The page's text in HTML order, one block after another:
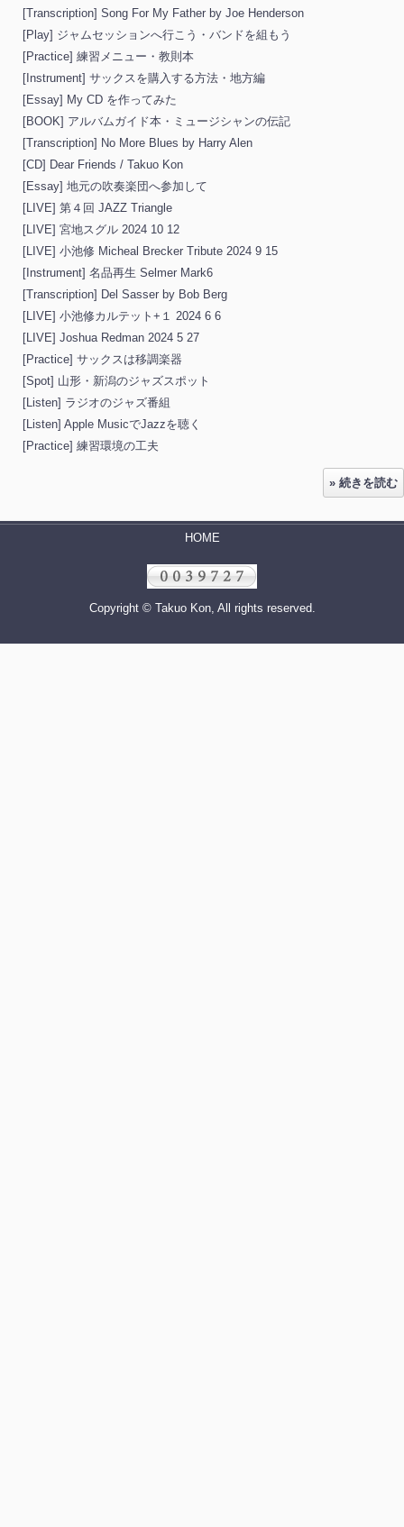
[Transcription] Song For My Father by Joe Henderson
[Play] ジャムセッションへ行こう・バンドを組もう
[Practice] 練習メニュー・教則本
[Instrument] サックスを購入する方法・地方編
[Essay] My CD を作ってみた
[BOOK] アルバムガイド本・ミュージシャンの伝記
[Transcription] No More Blues by Harry Alen
[CD] Dear Friends / Takuo Kon
[Essay] 地元の吹奏楽団へ参加して
[LIVE] 第４回 JAZZ Triangle
[LIVE] 宮地スグル 2024 10 12
[LIVE] 小池修 Micheal Brecker Tribute 2024 9 15
[Instrument] 名品再生 Selmer Mark6
[Transcription] Del Sasser by Bob Berg
[LIVE] 小池修カルテット+１ 2024 6 6
[LIVE] Joshua Redman 2024 5 27
[Practice] サックスは移調楽器
[Spot] 山形・新潟のジャズスポット
[Listen] ラジオのジャズ番組
[Listen] Apple MusicでJazzを聴く
[Practice] 練習環境の工夫
» 続きを読む
HOME
Copyright © Takuo Kon, All rights reserved.